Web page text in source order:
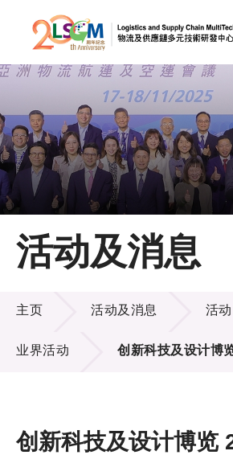
跳到内容（按回车键）
会
A A
主页
关于LSCM
技术商品化
项目及资助计划
活动及消息
活动及消息
活动及消息
主页 活动及消息 活动
业界活动 创新科技及设计博
创新科技及设计博览